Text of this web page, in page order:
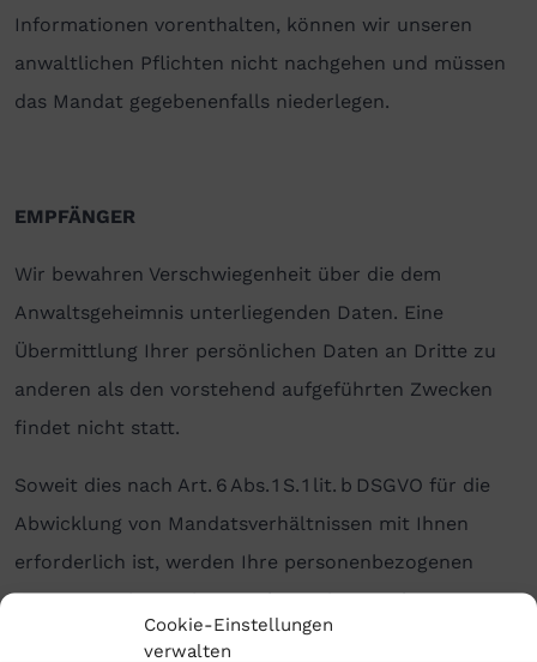
Cookie-Einstellungen
verwalten
Informationen vorenthalten, können wir unseren
anwaltlichen Pflichten nicht nachgehen und müssen
das Mandat gegebenenfalls niederlegen.
EMPFÄNGER
Wir bewahren Verschwiegenheit über die dem
Anwaltsgeheimnis unterliegenden Daten. Eine
Übermittlung Ihrer persönlichen Daten an Dritte zu
anderen als den vorstehend aufgeführten Zwecken
findet nicht statt.
Soweit dies nach Art. 6 Abs. 1 S. 1 lit. b DSGVO für die
Abwicklung von Mandatsverhältnissen mit Ihnen
erforderlich ist, werden Ihre personenbezogenen
Daten an Dritte weitergegeben. Hierzu gehört
insbesondere die Weitergabe an Streitgegner und